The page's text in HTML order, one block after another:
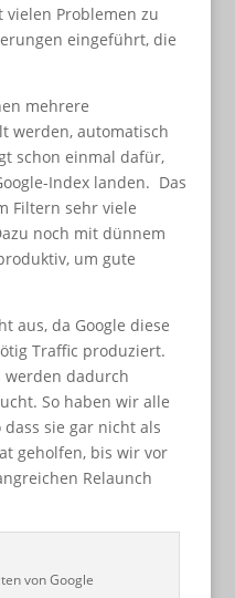
Problemen zu
eingeführt, die
mehrere
werden, automatisch
schon einmal dafür,
Index landen. Das
Filtern sehr viele
noch mit dünnem
um gute
aus, da Google diese
Traffic produziert.
werden dadurch
So haben wir alle
dass sie gar nicht als
geholfen, bis wir vor
Relaunch
von Google